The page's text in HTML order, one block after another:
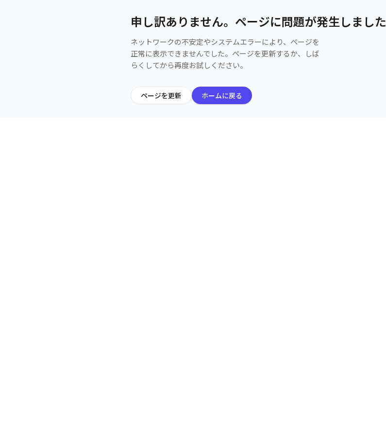
申し訳ありません。ページに問題が発生しました
ネットワークの不安定やシステムエラーにより、ページを
正常に表示できませんでした。ページを更新するか、しば
らくしてから再度お試しください。
ページを更新 ホームに戻る